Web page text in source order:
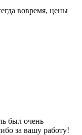
вовремя, цены
был очень
за вашу работу!